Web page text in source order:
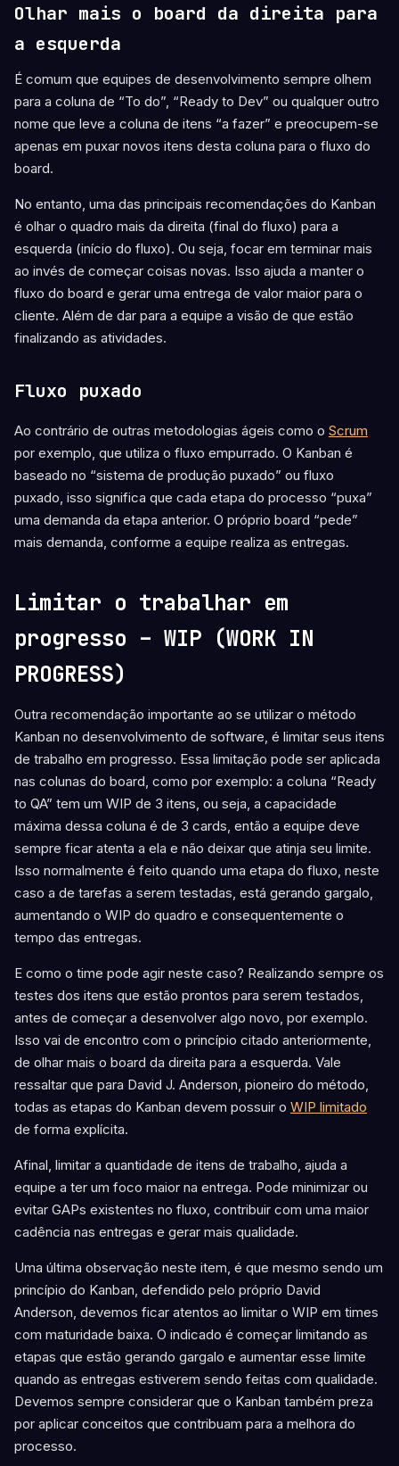
Olhar mais o board da direita para
a esquerda
É comum que equipes de desenvolvimento sempre olhem
para a coluna de “To do”, “Ready to Dev” ou qualquer outro
nome que leve a coluna de itens “a fazer” e preocupem-se
apenas em puxar novos itens desta coluna para o fluxo do
board.
No entanto, uma das principais recomendações do Kanban
é olhar o quadro mais da direita (final do fluxo) para a
esquerda (início do fluxo). Ou seja, focar em terminar mais
ao invés de começar coisas novas. Isso ajuda a manter o
fluxo do board e gerar uma entrega de valor maior para o
cliente. Além de dar para a equipe a visão de que estão
finalizando as atividades.
Fluxo puxado
Ao contrário de outras metodologias ágeis como o Scrum
por exemplo, que utiliza o fluxo empurrado. O Kanban é
baseado no “sistema de produção puxado” ou fluxo
puxado, isso significa que cada etapa do processo “puxa”
uma demanda da etapa anterior. O próprio board “pede”
mais demanda, conforme a equipe realiza as entregas.
Limitar o trabalhar em
progresso – WIP (WORK IN
PROGRESS)
Outra recomendação importante ao se utilizar o método
Kanban no desenvolvimento de software, é limitar seus itens
de trabalho em progresso. Essa limitação pode ser aplicada
nas colunas do board, como por exemplo: a coluna “Ready
to QA” tem um WIP de 3 itens, ou seja, a capacidade
máxima dessa coluna é de 3 cards, então a equipe deve
sempre ficar atenta a ela e não deixar que atinja seu limite.
Isso normalmente é feito quando uma etapa do fluxo, neste
caso a de tarefas a serem testadas, está gerando gargalo,
aumentando o WIP do quadro e consequentemente o
tempo das entregas.
E como o time pode agir neste caso? Realizando sempre os
testes dos itens que estão prontos para serem testados,
antes de começar a desenvolver algo novo, por exemplo.
Isso vai de encontro com o princípio citado anteriormente,
de olhar mais o board da direita para a esquerda. Vale
ressaltar que para David J. Anderson, pioneiro do método,
todas as etapas do Kanban devem possuir o WIP limitado
de forma explícita.
Afinal, limitar a quantidade de itens de trabalho, ajuda a
equipe a ter um foco maior na entrega. Pode minimizar ou
evitar GAPs existentes no fluxo, contribuir com uma maior
cadência nas entregas e gerar mais qualidade.
Uma última observação neste item, é que mesmo sendo um
princípio do Kanban, defendido pelo próprio David
Anderson, devemos ficar atentos ao limitar o WIP em times
com maturidade baixa. O indicado é começar limitando as
etapas que estão gerando gargalo e aumentar esse limite
quando as entregas estiverem sendo feitas com qualidade.
Devemos sempre considerar que o Kanban também preza
por aplicar conceitos que contribuam para a melhora do
processo.